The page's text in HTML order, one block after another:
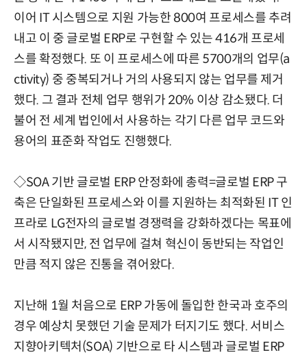
이어 IT 시스템으로 지원 가능한 800여 프로세스를 추려
내고 이 중 글로벌 ERP로 구현할 수 있는 416개 프로세
스를 확정했다. 또 이 프로세스에 따른 5700개의 업무(a
ctivity) 중 중복되거나 거의 사용되지 않는 업무를 제거
했다. 그 결과 전체 업무 행위가 20% 이상 감소됐다. 더
불어 전 세계 법인에서 사용하는 각기 다른 업무 코드와
용어의 표준화 작업도 진행했다.
◇SOA 기반 글로벌 ERP 안정화에 총력=글로벌 ERP 구
축은 단일화된 프로세스와 이를 지원하는 최적화된 IT 인
프라로 LG전자의 글로벌 경쟁력을 강화하겠다는 목표에
서 시작됐지만, 전 업무에 걸쳐 혁신이 동반되는 작업인
만큼 적지 않은 진통을 겪어왔다.
지난해 1월 처음으로 ERP 가동에 돌입한 한국과 호주의
경우 예상치 못했던 기술 문제가 터지기도 했다. 서비스
지향아키텍처(SOA) 기반으로 타 시스템과 글로벌 ERP